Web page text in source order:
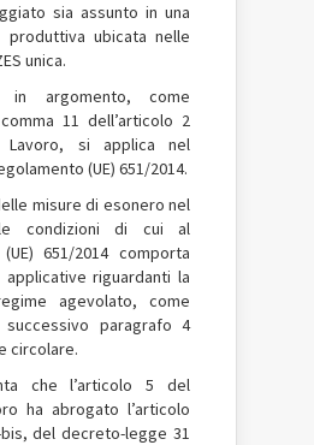
sia assunto in una
ubicata nelle
unica.
in argomento, come
11 dell’articolo 2
si applica nel
(UE) 651/2014.
misure di esonero nel
condizioni di cui al
651/2014 comporta
applicative riguardanti la
agevolato, come
paragrafo 4
circolare.
che l’articolo 5 del
ha abrogato l’articolo
del decreto-legge 31